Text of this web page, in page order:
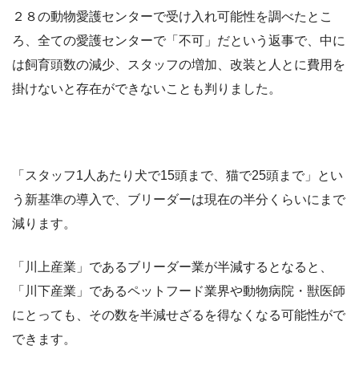
２８の動物愛護センターで受け入れ可能性を調べたとこ
ろ、全ての愛護センターで「不可」だという返事で、中に
は飼育頭数の減少、スタッフの増加、改装と人とに費用を
掛けないと存在ができないことも判りました。
「スタッフ1人あたり犬で15頭まで、猫で25頭まで」とい
う新基準の導入で、ブリーダーは現在の半分くらいにまで
減ります。
「川上産業」であるブリーダー業が半減するとなると、
「川下産業」であるペットフード業界や動物病院・獣医師
にとっても、その数を半減せざるを得なくなる可能性がで
できます。